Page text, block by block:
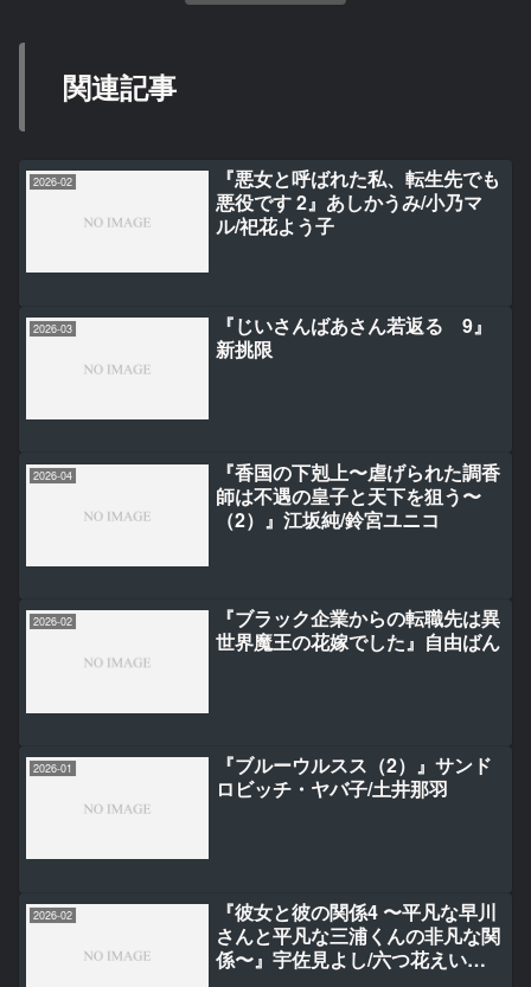
関連記事
2026-02
『悪女と呼ばれた私、転生先でも
悪役です 2』あしかうみ/小乃マ
ル/祀花よう子
2026-03
『じいさんばあさん若返る 9』
新挑限
2026-04
『香国の下剋上〜虐げられた調香
師は不遇の皇子と天下を狙う〜
（2）』江坂純/鈴宮ユニコ
2026-02
『ブラック企業からの転職先は異
世界魔王の花嫁でした』自由ばん
2026-01
『ブルーウルスス（2）』サンド
ロビッチ・ヤバ子/土井那羽
2026-02
『彼女と彼の関係4 〜平凡な早川
さんと平凡な三浦くんの非凡な関
係〜』宇佐見よし/六つ花えいこ/